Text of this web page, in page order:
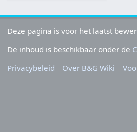
Deze pagina is voor het laatst
De inhoud is beschikbaar onder de
Privacybeleid
Over B&G Wiki